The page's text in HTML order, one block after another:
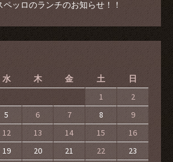
ッロのランチのお知らせ！！
水 木 金 土 日
1
2
5 6 7 8
9
12 13 14 15
16
19 20 21 22
23